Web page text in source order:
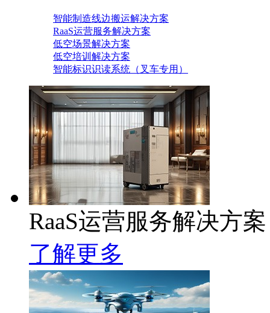
智能制造线边搬运解决方案
RaaS运营服务解决方案
低空场景解决方案
低空培训解决方案
智能标识识读系统（叉车专用）
RaaS运营服务解决方案
了解更多